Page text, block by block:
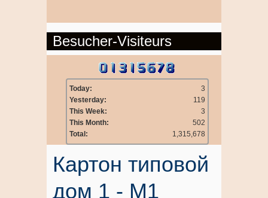
Besucher-Visiteurs
Today:
3
Yesterday:
119
This Week:
3
This Month:
502
Total:
1,315,678
Картон типовой
дом 1 - M1